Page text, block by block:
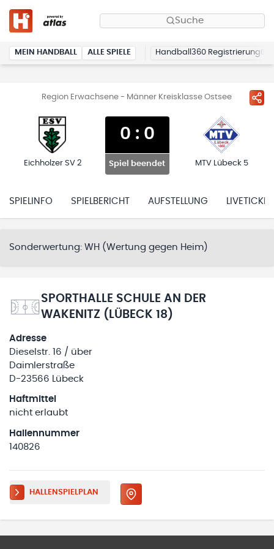
Suche
MEIN HANDBALL ALLE SPIELE Handball360 Registrierung
Region Erwachsene - Männer Kreisklasse Ostsee
Eichholzer SV 2
0 : 0
Spiel beendet MTV Lübeck 5
SPIELINFO SPIELBERICHT AUFSTELLUNG LIVETICKER
Sonderwertung: WH (Wertung gegen Heim)
SPORTHALLE SCHULE AN DER
WAKENITZ (LÜBECK 18)
Adresse
Dieselstr. 16 / über
Daimlerstraße
D-23566 Lübeck
Haftmittel
nicht erlaubt
Hallennummer
140826
HALLENSPIELPLAN